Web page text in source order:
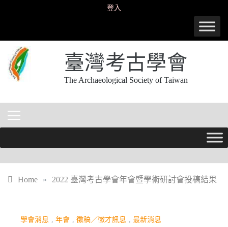
登入
臺灣考古學會
The Archaeological Society of Taiwan
Home » 2022 臺灣考古學會年會暨學術研討會投稿結果
學會消息 年會 徵稿／徵才訊息 最新消息